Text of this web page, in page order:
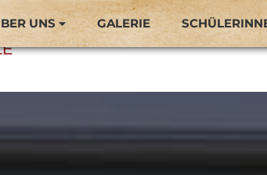
UNS GALERIE